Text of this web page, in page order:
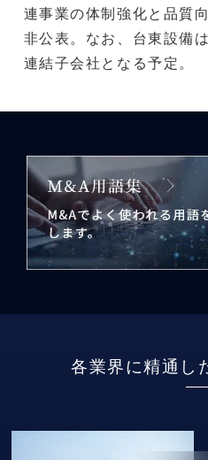
連事業の体制強化と品質
非公表。なお、台東設備
連結子会社となる予定。
各業界に精通し